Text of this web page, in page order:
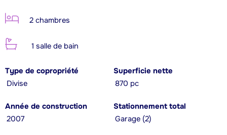
2 chambres
1 salle de bain
Type de copropriété
Divise
Superficie nette
870 pc
Année de construction
2007
Stationnement total
Garage (2)